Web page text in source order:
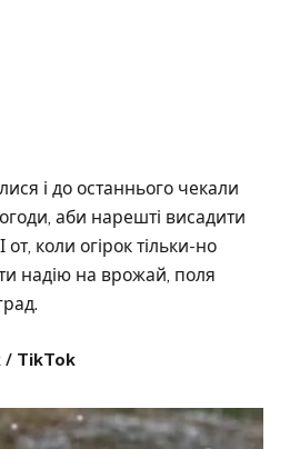
і до останнього чекали
аби нарешті висадити
от, коли огірок тільки-но
надію на врожай, поля
/ TikTok